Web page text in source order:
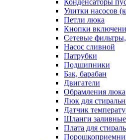
Конденсаторы
Улитки насосов
Петли люка
Кнопки
Сетевые
Насос сливной
Патрубки
Подшипники
Бак, барабан
Двигатели
Обрамления люка
Люк для
Датчик
Шланги заливные
Плата для